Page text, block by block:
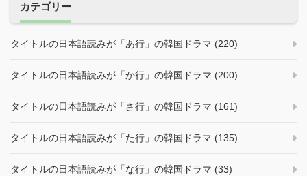
カテゴリー
タイトルの日本語読みが「あ行」の韓国ドラマ (220)
タイトルの日本語読みが「か行」の韓国ドラマ (200)
タイトルの日本語読みが「さ行」の韓国ドラマ (161)
タイトルの日本語読みが「た行」の韓国ドラマ (135)
タイトルの日本語読みが「な行」の韓国ドラマ (33)